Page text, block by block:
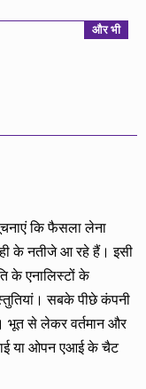
और भी
कि फैसला लेना
के नतीजे आ रहे हैं। इसी
के एनालिस्टों के
सबके पीछे कंपनी
भूत से लेकर वर्तमान और
या ओपन एआई के चैट